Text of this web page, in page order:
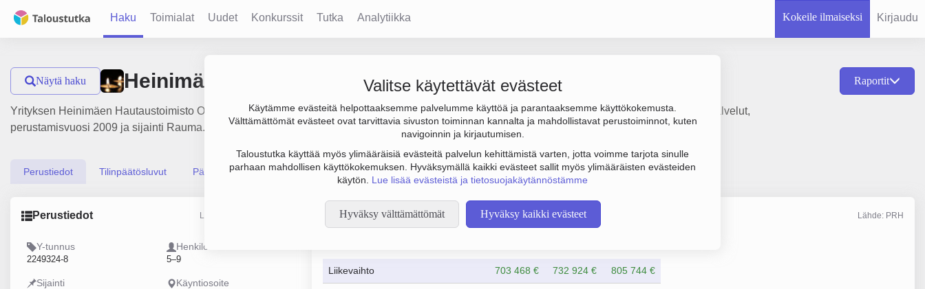
Haku Toimialat Uudet Konkurssit Tutka Analytiikka Kokeile ilmaiseksi Kirjaudu
Valitse käytettävät evästeet
Käytämme evästeitä helpottaaksemme palvelumme käyttöä ja parantaaksemme käyttökokemusta.
Välttämättömät evästeet ovat tarvittavia sivuston toiminnan kannalta ja mahdollistavat perustoiminnot, kuten
navigoinnin ja kirjautumisen.
Taloustutka käyttää myös ylimääräisiä evästeitä palvelun kehittämistä varten, jotta voimme tarjota sinulle
parhaan mahdollisen käyttökokemuksen. Hyväksymällä kaikki evästeet sallit myös ylimääräisten evästeiden
käytön. Lue lisää evästeistä ja tietosuojakäytännöstämme
Hyväksy välttämättömät Hyväksy kaikki evästeet
Näytä haku Heinimäen Hautaustoimisto Oy Raportit
Yrityksen Heinimäen Hautaustoimisto Oy liikevaihto on 806 000 €, tulos 22 000 € ja henkilöstömäärä 5. Sen päätoimiala on Hautaustoimistojen palvelut,
perustamisvuosi 2009 ja sijainti Rauma. Yrityksen yhtiömuoto Osakeyhtiö (OY).
Perustiedot Tilinpäätösluvut Päättäjätiedot
Perustiedot Lähde: YTJ, PRH, Traficom
Y-tunnus
2249324-8
Henkilöstömäärä
5–9
Sijainti Käyntiosoite
Taloustiedot Lähde: PRH
Liikevaihto 703 468 € 732 924 € 805 744 €